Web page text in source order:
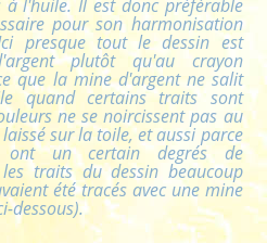
à l'huile. Il est donc préférable
pour son harmonisation
presque tout le dessin est
plutôt qu'au crayon
que la mine d'argent ne salit
quand certains traits sont
ne se noircissent pas au
sur la toile, et aussi parce
un certain degrés de
traits du dessin beaucoup
été tracés avec une mine
dessous).